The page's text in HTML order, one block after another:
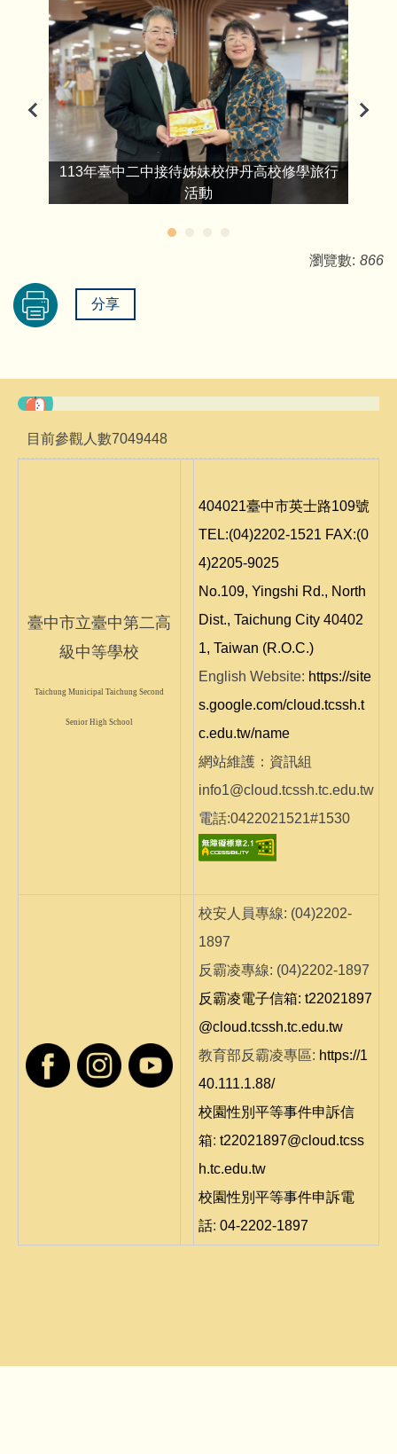
113年臺中二中接待姊妹校伊丹高校修學旅行
活動
113
瀏覽數: 866
分享
目前參觀人數7049448
臺中市立臺中第二高
級中等學校
Taichung Municipal Taichung Second
Senior High School
404021臺中市英士路109號
TEL:(04)2202-1521 FAX:(0
4)2205-9025
No.109, Yingshi Rd., North
Dist., Taichung City 40402
1, Taiwan (R.O.C.)
English Website: https://site
s.google.com/cloud.tcssh.t
c.edu.tw/name
網站維護：資訊組
info1@cloud.tcssh.tc.edu.tw
電話:0422021521#1530
校安人員專線: (04)2202-
1897
反霸凌專線: (04)2202-1897
反霸凌電子信箱: t22021897
@cloud.tcssh.tc.edu.tw
教育部反霸凌專區: https://1
40.111.1.88/
校園性別平等事件申訴信
箱: t22021897@cloud.tcss
h.tc.edu.tw
校園性別平等事件申訴電
話: 04-2202-1897